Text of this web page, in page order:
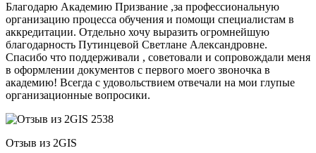
Благодарю Академию Призвание ,за профессиональную
организацию процесса обучения и помощи специалистам в
аккредитации. Отдельно хочу выразить огромнейшую
благодарность Путинцевой Светлане Александровне.
Спасибо что поддерживали , советовали и сопровождали меня
в оформлении документов с первого моего звоночка в
академию! Всегда с удовольствием отвечали на мои глупые
организационные вопросики.
Отзыв из 2GIS